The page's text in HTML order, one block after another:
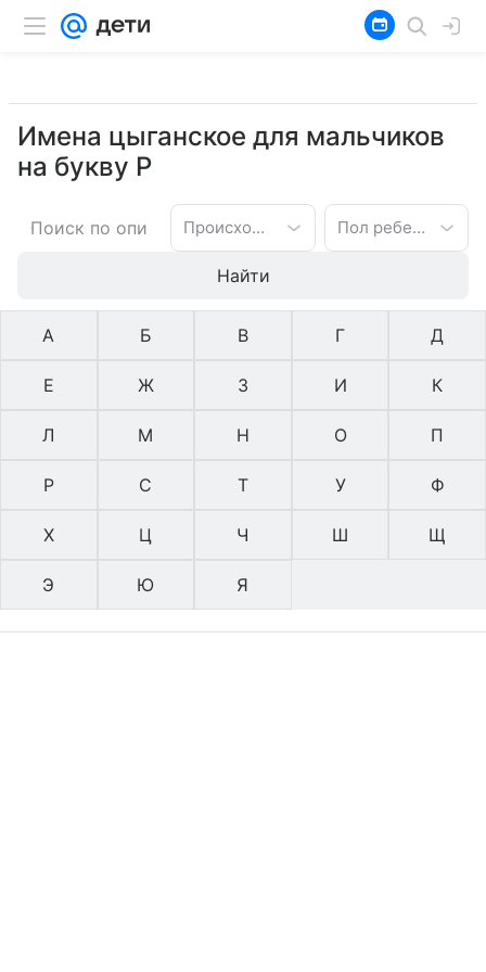
Имена цыганское для мальчиков
на букву Р
Происхождение имени Пол ребенка
Найти
А Б В Г Д
Е Ж З И К
Л М Н О П
Р С Т У Ф
Х Ц Ч Ш Щ
Э Ю Я